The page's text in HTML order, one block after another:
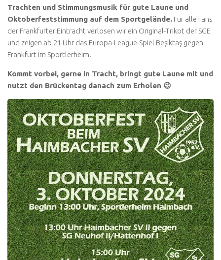
Trachten und Stimmungsmusik für gute Laune und
Oktoberfeststimmung auf dem Sportgelände. Für alle Fans
der Frankfurter Eintracht verlosen wir ein Original-Trikot der SGE
und zeigen ab 21 Uhr das Europa-League-Spiel Beşiktaş gegen
Frankfurt im Sportlerheim.
Kommt vorbei, gerne in Tracht, bringt gute Laune mit und
nutzt den Brückentag danach zum Erholen 😉